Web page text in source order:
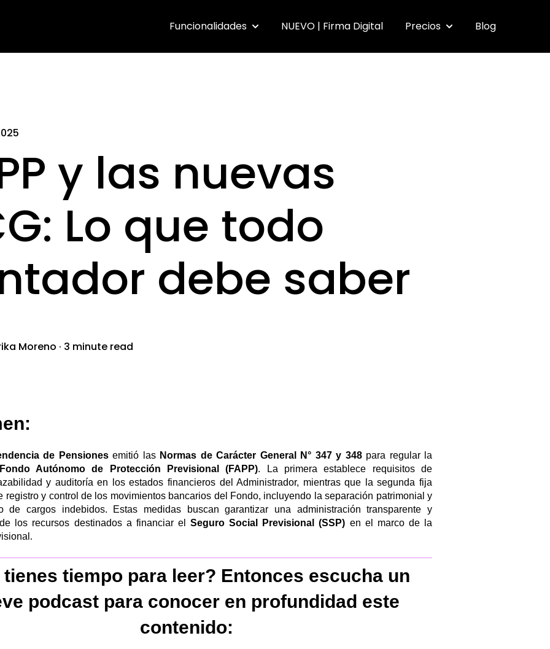
Funcionalidades Show submenu for Funcionalidades
NUEVO | Firma Digital Precios Show submenu for
Blog
y las nuevas
Lo que todo
debe saber
Moreno · 3 minute read
de Pensionesemitió las Normas de Carácter General N° 347 y 348para regular la
Fondo Autónomo de Protección Previsional (FAPP). La primera establece requisitos de
y auditoría en los estados financieros del Administrador, mientras que la segunda fija
registro y control de los movimientos bancarios del Fondo, incluyendo la separación patrimonial y
de cargos indebidos. Estas medidas buscan garantizar una administración transparente y
los recursos destinados a financiar el Seguro Social Previsional (SSP) en el marco de la
.
tienes tiempo para leer? Entonces escucha un
podcast para conocer en profundidad este
contenido: